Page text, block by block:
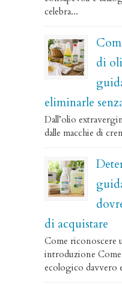
celebra...
di
eliminarle
Dall’olio
dalle macchie di
di acquistare
Come riconoscere
introduzione
ecologico davvero